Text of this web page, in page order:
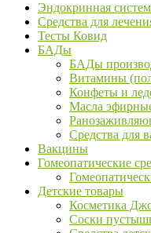
Эндокринная
Средства для
Тесты Ковид
БАДы
БАДы
Витамины
Конфеты и
Масла
Средства для
Вакцины
Гомеопатические
Детские товары
Косметика
Соски